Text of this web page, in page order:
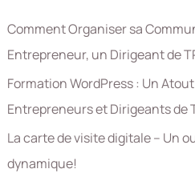
r
c
h
e
r
Comment Organiser sa
Entrepreneur, un Dirigeant de
Formation WordPress : Un
Entrepreneurs et Dirigeants de
La carte de visite digitale – Un
dynamique!